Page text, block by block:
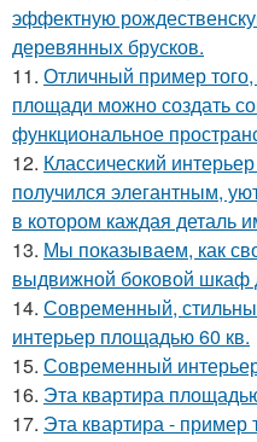
эффектную
деревянных брусков.
11. Отличный пример
площади можно создать
функциональное
12. Классический
получился элегантным,
в котором каждая деталь
13. Мы показываем, как
выдвижной боковой шкаф
14. Современный,
интерьер площадью 60 кв.
15. Современный
16. Эта квартира
17. Эта квартира - пример